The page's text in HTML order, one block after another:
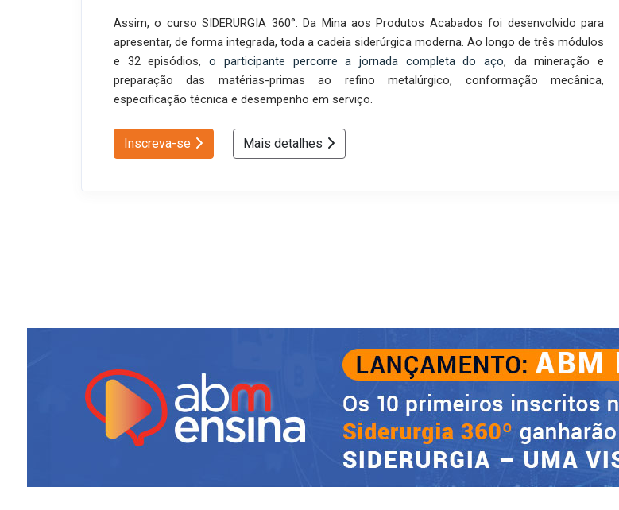
Assim, o curso SIDERURGIA 360°: Da Mina aos Produtos Acabados foi desenvolvido para
apresentar, de forma integrada, toda a cadeia siderúrgica moderna. Ao longo de três módulos
e 32 episódios,o participante percorre a jornada completa do aço, da mineração e
preparação das matérias-primas ao refino metalúrgico, conformação mecânica,
especificação técnica e desempenho em serviço.
Inscreva-se Mais detalhes